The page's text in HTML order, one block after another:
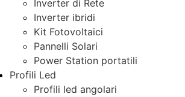
Inverter di Rete
Inverter ibridi
Kit Fotovoltaici
Pannelli Solari
Power Station portatili
Profili Led
Profili led angolari